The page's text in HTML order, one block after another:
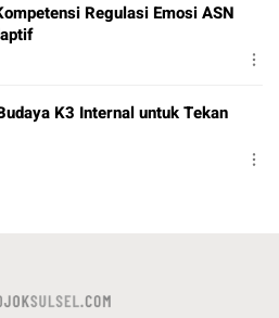
Regulasi Emosi ASN
K3 Internal untuk Tekan